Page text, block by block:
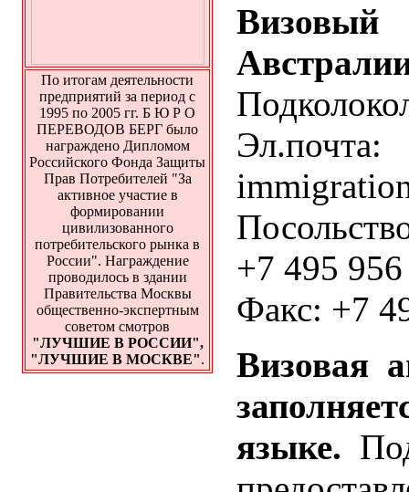
По итогам деятельности
предприятий за период с
1995 по 2005 гг. Б Ю Р О
ПЕРЕВОДОВ БЕРГ было
награждено Дипломом
Российского Фонда Защиты
Прав Потребителей "За
активное участие в
формировании
цивилизованного
потребительского рынка в
России". Награждение
проводилось в здании
Правительства Москвы
общественно-экспертным
советом смотров
"ЛУЧШИЕ В РОССИИ",
"ЛУЧШИЕ В МОСКВЕ".
Визовый
Эл.почта:
+7 495
Факс: +7
Визовая
языке.